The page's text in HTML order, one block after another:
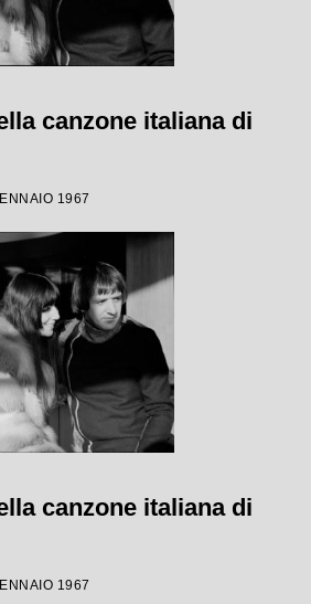
canzone italiana di
1967
canzone italiana di
1967